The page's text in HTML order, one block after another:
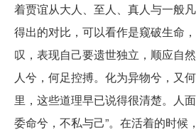
着贾谊从大人、至人、真人与一般
得出的对比，可以看作是窥破生命
叹，表现自己要遗世独立，顺应自
人兮，何足控搏。化为异物兮，又
里，这些道理早已说得很清楚。人
委命兮，不私与己”。在活着的时候